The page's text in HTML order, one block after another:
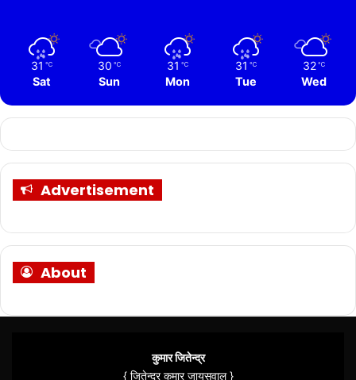
31 ℃
Sat
30 ℃
Sun
31 ℃
Mon
31 ℃
Tue
32 ℃
Wed
Advertisement
About
कुमार जितेन्द्र
{ जितेन्द्र कुमार जायसवाल }